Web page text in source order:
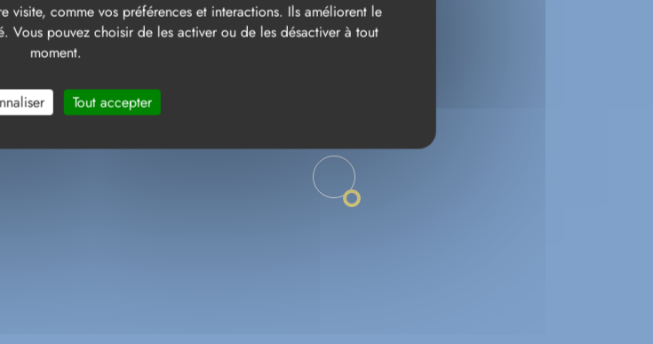
visite, comme vos préférences et interactions. Ils améliorent le
Vous pouvez choisir de les activer ou de les désactiver à tout
moment.
Tout accepter